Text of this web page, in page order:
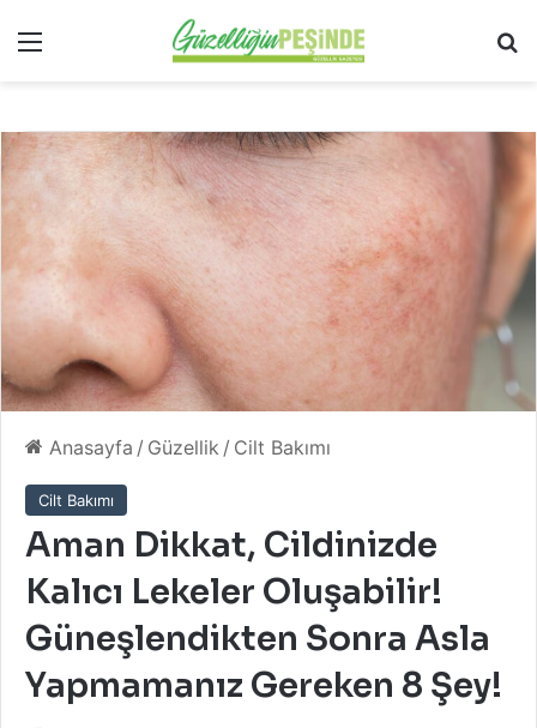
Menü
Anasayfa / Güzellik / Cilt Bakımı
Cilt Bakımı
Aman Dikkat, Cildinizde
Kalıcı Lekeler Oluşabilir!
Güneşlendikten Sonra Asla
Yapmamanız Gereken 8 Şey!